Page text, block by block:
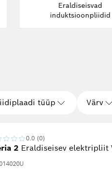
Eraldiseisvad
induktsioonpliidid
tüüp Värv
2 Eraldiseisev elektripliit
0.0 (0)